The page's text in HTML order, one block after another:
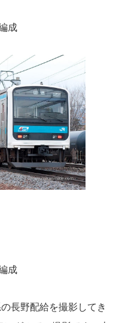
成
成
長野配給を撮影してき